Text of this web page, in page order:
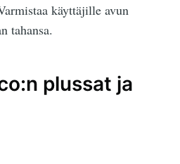
käyttäjille avun
tahansa.
plussat ja